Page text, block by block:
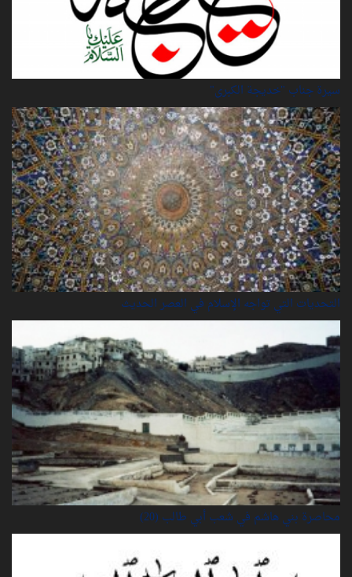
سيرة‌ جناب "خديجة‌ الكبرى"
التحديات التي تواجه الإسلام في العصر الحديث
محاصرة بني هاشم في شعب أبي طالب (20)